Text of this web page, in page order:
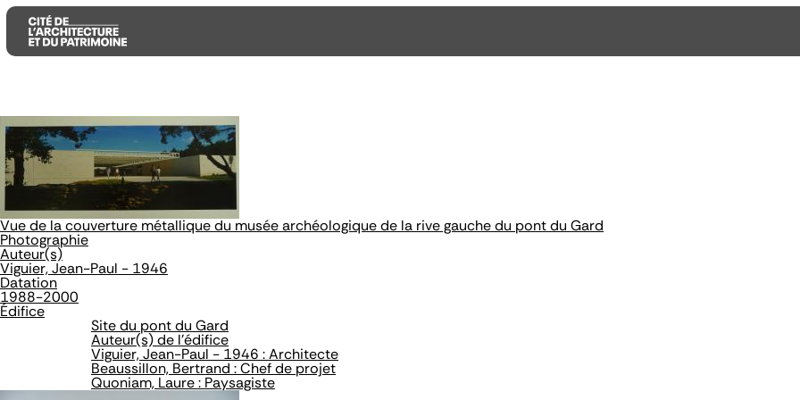
Aller
au
contenu
principal
Aller
au
menu
principal
Aller
la
recherche
Vue de la couverture métallique du musée archéologique de la rive gauche du pont du Gard
Photographie
Auteur(s)
Viguier, Jean-Paul - 1946
Datation
1988-2000
Édifice
Site du pont du Gard
Auteur(s) de l'édifice
Viguier, Jean-Paul - 1946 : Architecte
Beaussillon, Bertrand : Chef de projet
Quoniam, Laure : Paysagiste